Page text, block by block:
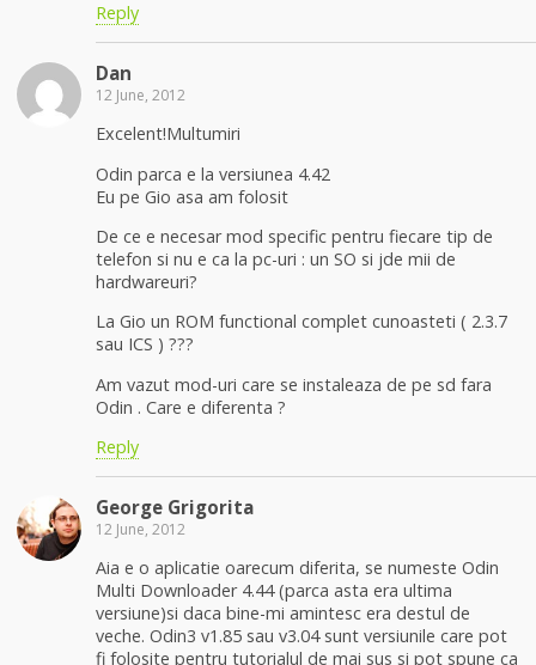
Reply
Dan
12 June, 2012
Excelent!Multumiri
Odin parca e la versiunea 4.42
Eu pe Gio asa am folosit
De ce e necesar mod specific pentru fiecare tip de
telefon si nu e ca la pc-uri : un SO si jde mii de
hardwareuri?
La Gio un ROM functional complet cunoasteti ( 2.3.7
sau ICS ) ???
Am vazut mod-uri care se instaleaza de pe sd fara
Odin . Care e diferenta ?
Reply
George Grigorita
12 June, 2012
Aia e o aplicatie oarecum diferita, se numeste Odin
Multi Downloader 4.44 (parca asta era ultima
versiune)si daca bine-mi amintesc era destul de
veche. Odin3 v1.85 sau v3.04 sunt versiunile care pot
fi folosite pentru tutorialul de mai sus si pot spune ca